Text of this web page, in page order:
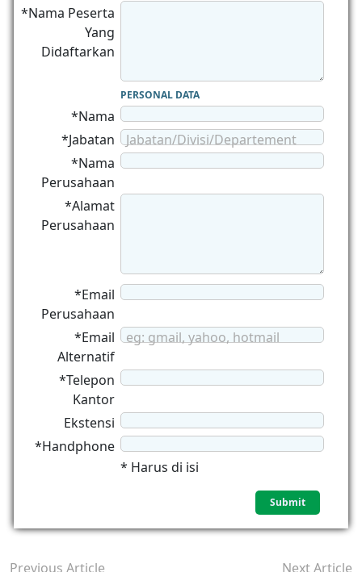
*Nama Peserta
Yang
Didaftarkan
PERSONAL DATA
*Nama
*Jabatan
Jabatan/Divisi/Departement
*Nama
Perusahaan
*Alamat
Perusahaan
*Email
Perusahaan
*Email
Alternatif
eg: gmail, yahoo, hotmail
*Telepon
Kantor
Ekstensi
*Handphone
* Harus di isi
Previous Article Next Article